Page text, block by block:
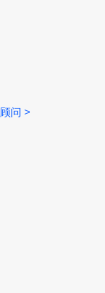
问 >